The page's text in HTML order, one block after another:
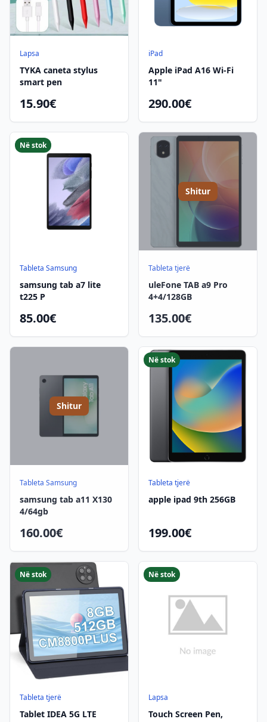
Lapsa
TYKA caneta stylus
smart pen
15.90€
iPad
Apple iPad A16 Wi-Fi
11"
290.00€
Tableta Samsung
samsung tab a7 lite
t225 P
85.00€
Në stok
Shitur
Tableta tjerë
uleFone TAB a9 Pro
4+4/128GB
135.00€
Shitur
Tableta Samsung
samsung tab a11 X130
4/64gb
160.00€
Tableta tjerë
apple ipad 9th 256GB
199.00€
Në stok
Tableta tjerë
Tablet IDEA 5G LTE
Në stok
Lapsa
Touch Screen Pen,
Në stok